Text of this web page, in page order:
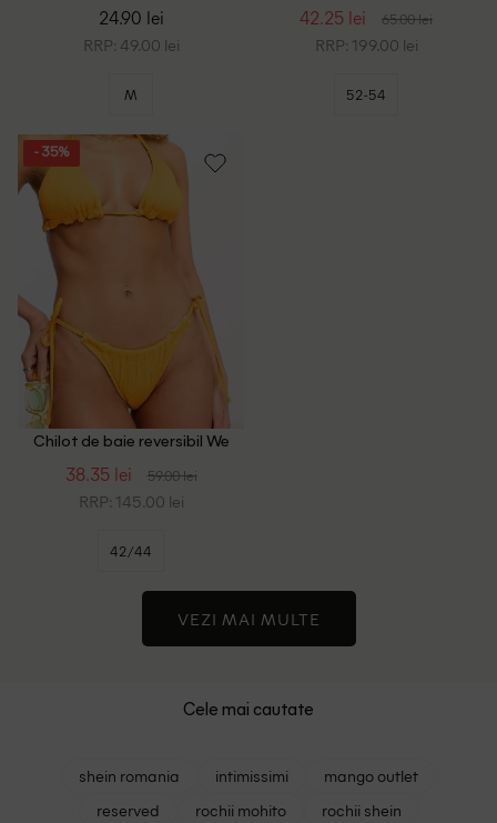
24.90 lei
RRP: 49.00 lei
M
42.25 lei 65.00 lei
RRP: 199.00 lei
52-54
- 35%
Chilot de baie reversibil We
38.35 lei 59.00 lei
RRP: 145.00 lei
42/44
VEZI MAI MULTE
Cele mai cautate
shein romania intimissimi
mango outlet
reserved
rochii mohito
rochii shein